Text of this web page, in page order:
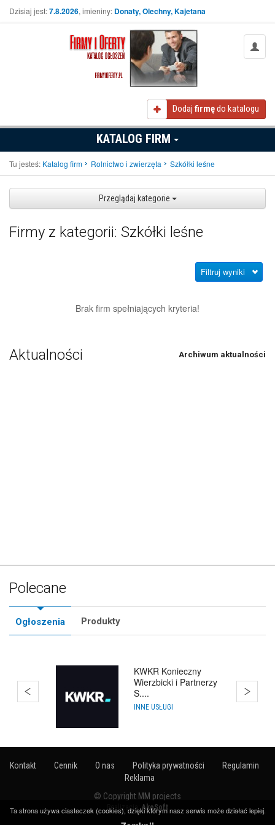
Dzisiaj jest:7.8.2026, imieniny: Donaty, Olechny, Kajetana
Dodaj firmędo katalogu
KATALOG FIRM
Tu jesteś: Katalog firm Rolnictwo i zwierzęta Szkółki leśne
Przeglądaj kategorie
Firmy z kategorii: Szkółki leśne
Filtruj wyniki
Brak firm spełniających kryteria!
Aktualności Archiwum aktualności
Polecane
Ogłoszenia Produkty
KWKR Konieczny
Wierzbicki i Partnerzy
S....
INNE USŁUGI
Kontakt Cennik O nas Polityka prywatności
Regulamin
Reklama
© Copyright MM projects
Realizacja:AkoSoft
Ta strona używa ciasteczek (cookies), dzięki którym nasz serwis może działać lepiej.